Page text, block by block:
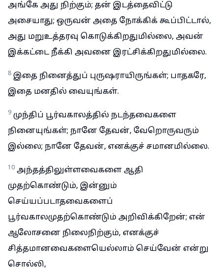
அங்கே அது நிற்கும்; தன் இடத்தைவிட்டு
அசையாது; ஒருவன் அதை நோக்கிக் கூப்பிட்டால்,
அது மறுஉத்தரவு கொடுக்கிறதுமில்லை, அவன்
இக்கட்டை நீக்கி அவனை இரட்சிக்கிறதுமில்லை.
8 இதை நினைத்துப் புருஷராயிருங்கள்; பாதகரே,
இதை மனதில் வையுங்கள்.
9 முந்திப் பூர்வகாலத்தில் நடந்தவைகளை
நினையுங்கள்; நானே தேவன், வேறொருவரும்
இல்லை; நானே தேவன், எனக்குச் சமானமில்லை.
10 அந்தத்திலுள்ளவைகளை ஆதி
முதற்கொண்டும், இன்னும்
செய்யப்படாதவைகளைப்
பூர்வகாலமுதற்கொண்டும் அறிவிக்கிறேன்; என்
ஆலோசனை நிலைநிற்கும், எனக்குச்
சித்தமானவைகளையெல்லாம் செய்வேன் என்று
சொல்லி,